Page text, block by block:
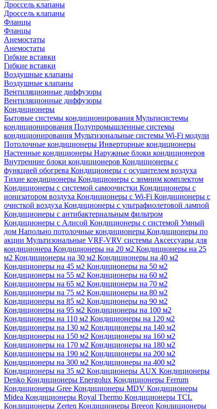
Дроссель клапаны
Дроссель клапаны
Фланцы
Фланцы
Анемостаты
Анемостаты
Гибкие вставки
Гибкие вставки
Воздушные клапаны
Воздушные клапаны
Вентиляционные диффузоры
Вентиляционные диффузоры
Кондиционеры
Бытовые системы кондиционирования Мультисистемы
кондиционирования Полупромышленные системы
кондиционирования Мультизональные системы Wi-Fi модули
Потолочные кондиционеры Инверторные кондиционеры
Настенные кондиционеры Наружные блоки кондиционеров
Внутренние блоки кондиционеров Кондиционеры с
функцией обогрева Кондиционеры с осушителем воздуха
Тихие кондиционеры Кондиционеры с зимним комплектом
Кондиционеры с системой самоочистки Кондиционеры с
ионизатором воздуха Кондиционеры с Wi-Fi Кондиционеры с
очисткой воздуха Кондиционеры с ультрафиолетовой лампой
Кондиционеры с антибактериальным фильтром
Кондиционеры с Алисой Кондиционеры с системой Умный
дом Напольно потолочные кондиционеры Кондиционеры по
акции Мультизональные VRF-VRV системы Аксессуары для
кондиционера Кондиционеры на 20 м2 Кондиционеры на 25
м2 Кондиционеры на 30 м2 Кондиционеры на 40 м2
Кондиционеры на 45 м2 Кондиционеры на 50 м2
Кондиционеры на 55 м2 Кондиционеры на 60 м2
Кондиционеры на 65 м2 Кондиционеры на 70 м2
Кондиционеры на 75 м2 Кондиционеры на 80 м2
Кондиционеры на 85 м2 Кондиционеры на 90 м2
Кондиционеры на 95 м2 Кондиционеры на 100 м2
Кондиционеры на 110 м2 Кондиционеры на 120 м2
Кондиционеры на 130 м2 Кондиционеры на 140 м2
Кондиционеры на 150 м2 Кондиционеры на 160 м2
Кондиционеры на 170 м2 Кондиционеры на 180 м2
Кондиционеры на 190 м2 Кондиционеры на 200 м2
Кондиционеры на 300 м2 Кондиционеры на 400 м2
Кондиционеры на 35 м2 Кондиционеры AUX Кондиционеры
Denko Кондиционеры Energolux Кондиционеры Ferrum
Кондиционеры Gree Кондиционеры MDV Кондиционеры
Midea Кондиционеры Royal Thermo Кондиционеры TCL
Кондиционеры Zerten Кондиционеры Breeon Кондиционеры